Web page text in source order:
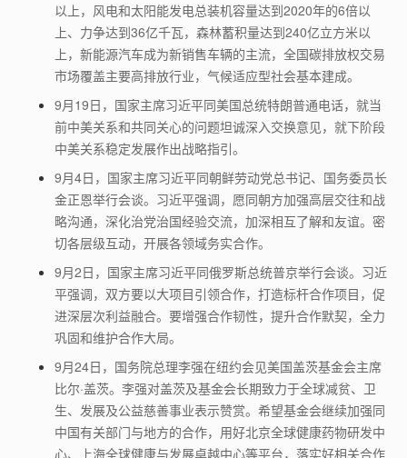
以上，风电和太阳能发电总装机容量达到2020年的6倍以
上、力争达到36亿千瓦，森林蓄积量达到240亿立方米以
上，新能源汽车成为新销售车辆的主流，全国碳排放权交易
市场覆盖主要高排放行业，气候适应型社会基本建成。
9月19日，国家主席习近平同美国总统特朗普通电话，就当
前中美关系和共同关心的问题坦诚深入交换意见，就下阶段
中美关系稳定发展作出战略指引。
9月4日，国家主席习近平同朝鲜劳动党总书记、国务委员长
金正恩举行会谈。习近平强调，愿同朝方加强高层交往和战
略沟通，深化治党治国经验交流，加深相互了解和友谊。密
切各层级互动，开展各领域务实合作。
9月2日，国家主席习近平同俄罗斯总统普京举行会谈。习近
平强调，双方要以大项目引领合作，打造标杆合作项目，促
进深层次利益融合。要增强合作韧性，提升合作默契，全力
巩固和维护合作大局。
9月24日，国务院总理李强在纽约会见美国盖茨基金会主席
比尔·盖茨。李强对盖茨及基金会长期致力于全球减贫、卫
生、发展及公益慈善事业表示赞赏。希望基金会继续加强同
中国有关部门与地方的合作，用好北京全球健康药物研发中
心、上海全球健康与发展卓越中心等平台，落实好相关合作